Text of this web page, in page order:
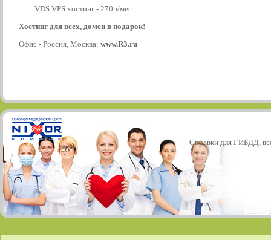
VDS VPS хостинг - 270р/мес.
Хостинг для всех, домен в подарок!
Офис - Россия, Москва: www.R3.ru
Справки для ГИБДД,